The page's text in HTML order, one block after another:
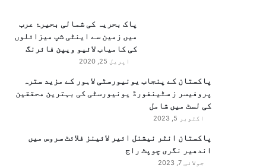
پاک بحریہ کی شمالی بحیرۂ عرب
میں زمین سے اینٹی شپ میزائلوں
کی کامیاب لائیو ویپن فائرنگ
اپریل 25, 2020
پاکستان کے پنجاب یونیورسٹی لاہور کے مزید سترہ
پروفیسر ز سٹینفورڈ یونیورسٹی کی بہترین محققین
کی لسٹ میں شامل
اکتوبر 5, 2023
پاکستان انٹر نیشنل ائیر لائینز فلائٹ سروس میں
اندھیر نگری چوپٹ راج
جولائی 7, 2023